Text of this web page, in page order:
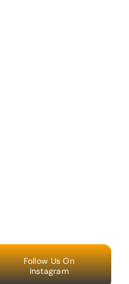
Follow Us On
Instagram